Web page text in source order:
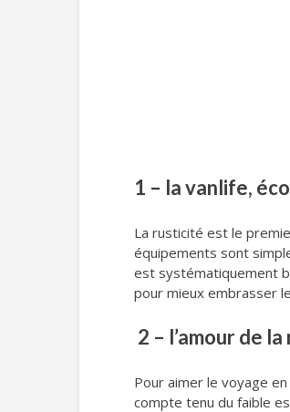
1 – la vanlife,
La rusticité est le
équipements sont
est systématiquement
pour mieux embrasser
2 – l’amour de
Pour aimer le voyage
compte tenu du faible